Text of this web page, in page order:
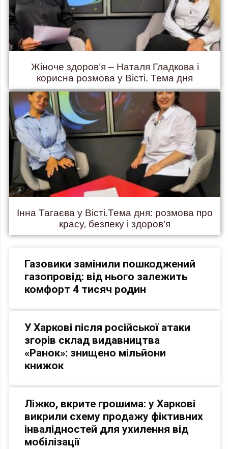
Жіноче здоров’я – Наталя Гладкова і
корисна розмова у Вісті. Тема дня
Інна Тагаєва у Вісті.Тема дня: розмова про
красу, безпеку і здоров’я
Газовики замінили пошкоджений
газопровід: від нього залежить
комфорт 4 тисяч родин
У Харкові після російської атаки
згорів склад видавництва
«Ранок»: знищено мільйони
книжок
Ліжко, вкрите грошима: у Харкові
викрили схему продажу фіктивних
інвалідностей для ухилення від
мобілізації